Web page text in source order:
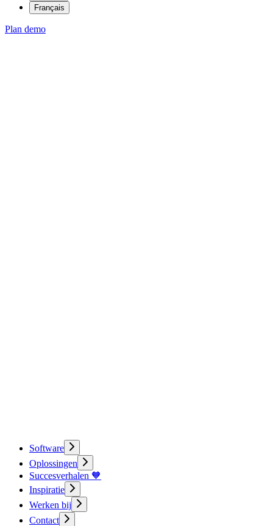
Français
Plan demo
Software
Oplossingen
Succesverhalen 🧡
Inspiratie
Werken bij
Contact